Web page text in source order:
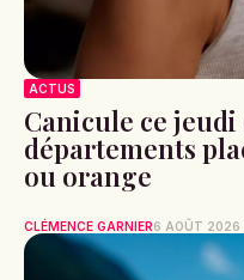
ACTUS
Canicule ce jeudi
départements
ou orange
CLÉMENCE GARNIER6 AOÛT 2026